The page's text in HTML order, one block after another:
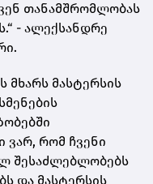
თანამშრომლობას
- ალექსანდრე
მხარს მასტერსის
ვარ, რომ ჩვენი
შესაძლებლობებს
და მასტერსის